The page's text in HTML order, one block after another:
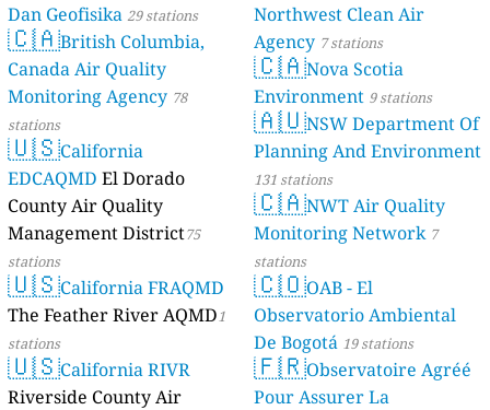
Dan Geofisika 29 stations
🇨🇦British Columbia,
Canada Air Quality
Monitoring Agency 78
stations
🇺🇸California
EDCAQMD El Dorado
County Air Quality
Management District75
stations
🇺🇸California FRAQMD
The Feather River AQMD1
stations
🇺🇸California RIVR
Riverside County Air
Northwest Clean Air
Agency 7 stations
🇨🇦Nova Scotia
Environment 9 stations
🇦🇺NSW Department Of
Planning And Environment
131 stations
🇨🇦NWT Air Quality
Monitoring Network 7
stations
🇨🇴OAB - El
Observatorio Ambiental
De Bogotá 19 stations
🇫🇷Observatoire Agréé
Pour Assurer La